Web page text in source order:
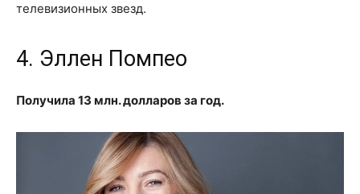
телевизионных звезд.
4. Эллен Помпео
Получила 13 млн. долларов за год.